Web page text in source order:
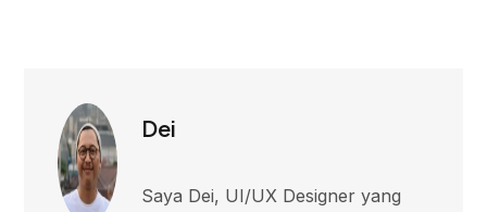
Dei
Saya Dei, UI/UX Designer yang